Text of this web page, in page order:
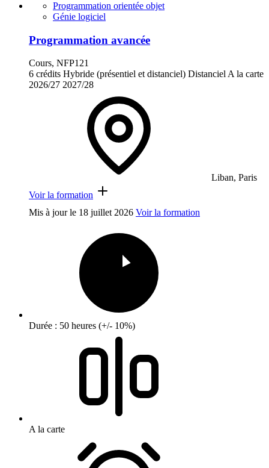
Programmation orientée objet
Génie logiciel
Programmation avancée
Cours, NFP121
6 crédits Hybride (présentiel et distanciel) DistancielA la carte
2026/27 2027/28
Liban, Paris
Voir la formation
Mis à jour le 18 juillet 2026 Voir la formation
Durée : 50 heures (+/- 10%)
A la carte